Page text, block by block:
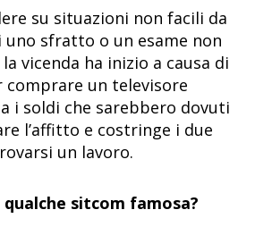
su situazioni non facili da
sfratto o un esame non
vicenda ha inizio a causa di
comprare un televisore
i soldi che sarebbero dovuti
l’affitto e costringe i due
un lavoro.
sitcom famosa?